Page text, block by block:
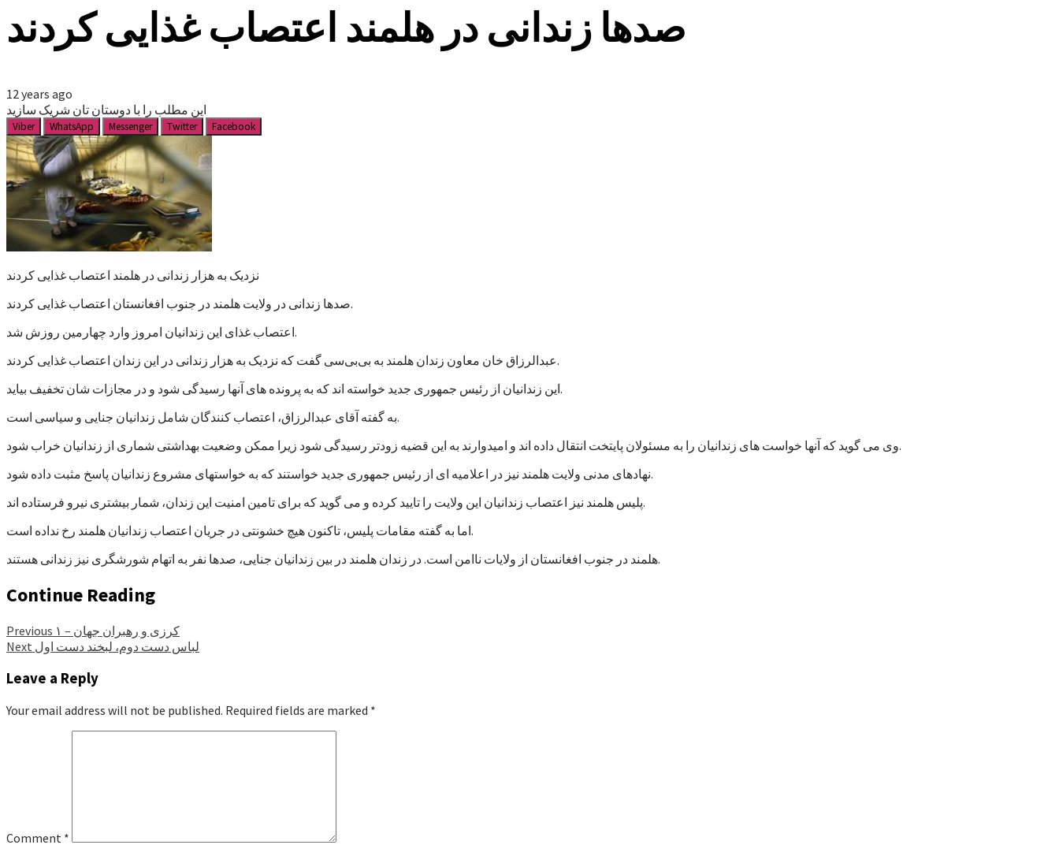
صدها زندانی در هلمند اعتصاب غذایی کردند
12 years ago
این مطلب را با دوستان تان شریک سازید
Viber WhatsApp Messenger Twitter Facebook
نزدیک به هزار زندانی در هلمند اعتصاب غذایی کردند
صدها زندانی در ولایت هلمند در جنوب افغانستان اعتصاب غذایی کردند.
اعتصاب غذای این زندانیان امروز وارد چهارمین روزش شد.
عبدالرزاق خان معاون زندان هلمند به بی‌بی‌سی گفت که نزدیک به هزار زندانی در این زندان اعتصاب غذایی کردند.
این زندانیان از رئیس جمهوری جدید خواسته اند که به پرونده های آنها رسیدگی شود و در مجازات شان تخفیف بیاید.
به گفته آقای عبدالرزاق، اعتصاب کنندگان شامل زندانیان جنایی و سیاسی است.
وی می گوید که آنها خواست های زندانیان را به مسئولان پایتخت انتقال داده اند و امیدوارند به این قضیه زودتر رسیدگی شود زیرا ممکن وضعیت بهداشتی شماری از زندانیان خراب شود.
نهادهای مدنی ولایت هلمند نیز در اعلامیه ای از رئیس جمهوری جدید خواستند که به خواستهای مشروع زندانیان پاسخ مثبت داده شود.
پلیس هلمند نیز اعتصاب زندانیان این ولایت را تایید کرده و می گوید که برای تامین امنیت این زندان، شمار بیشتری نیرو فرستاده اند.
اما به گفته مقامات پلیس، تاکنون هیچ خشونتی در جریان اعتصاب زندانیان هلمند رخ نداده است.
هلمند در جنوب افغانستان از ولایات ناامن است. در زندان هلمند در بین زندانیان جنایی، صدها نفر به اتهام شورشگری نیز زندانی هستند.
Continue Reading
Previous
کرزی و رهبران جهان – ۱
Next لباس دست دوم، لبخند دست اول
Leave a Reply
Your email address will not be published. Required fields are marked *
Comment *